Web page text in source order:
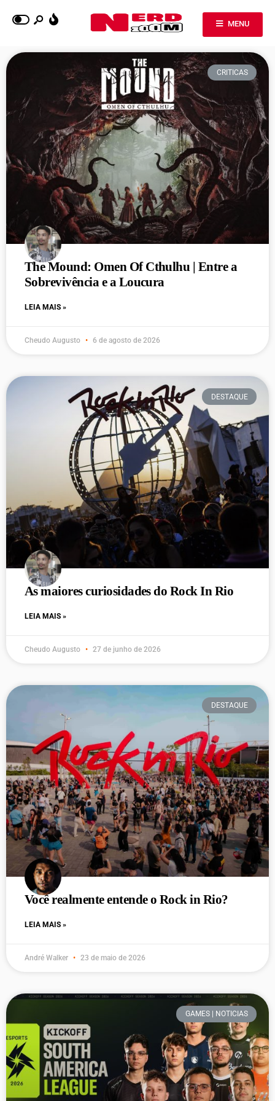
MENU
CRITICAS
The Mound: Omen Of Cthulhu | Entre a
Sobrevivência e a Loucura
LEIA MAIS »
Cheudo Augusto 6 de agosto de 2026
DESTAQUE
As maiores curiosidades do Rock In Rio
LEIA MAIS »
Cheudo Augusto 27 de junho de 2026
DESTAQUE
Você realmente entende o Rock in Rio?
LEIA MAIS »
André Walker 23 de maio de 2026
GAMES | NOTICIAS